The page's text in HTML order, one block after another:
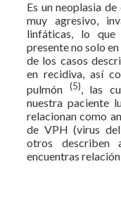
Es un neoplasia
muy agresivo,
linfáticas, lo
presente no solo
de los casos
en recidiva, así
pulmón
(5), las
nuestra paciente
relacionan como
de VPH (virus
otros describen
encuentras